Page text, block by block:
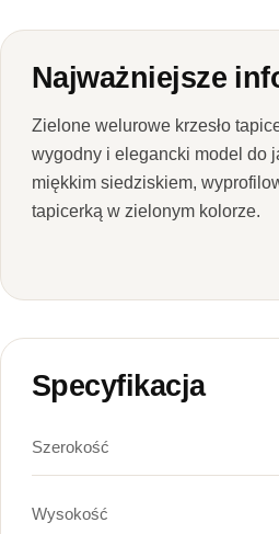
Najważniejsze
Zielone welurowe krzesło
wygodny i elegancki model do
miękkim siedziskiem,
tapicerką w zielonym kolorze.
Specyfikacja
Szerokość
Wysokość